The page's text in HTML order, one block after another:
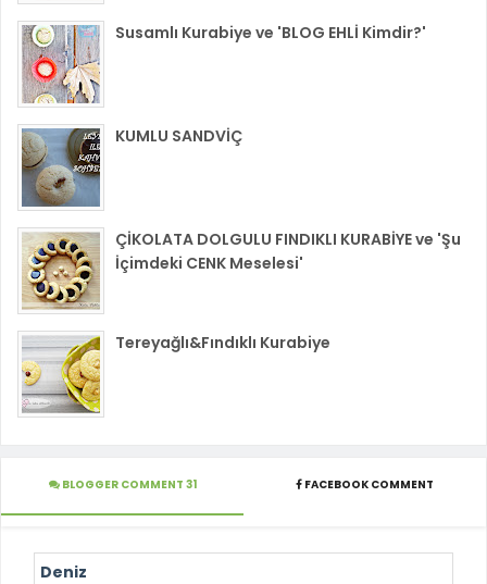
Susamlı Kurabiye ve 'BLOG EHLİ Kimdir?'
KUMLU SANDVİÇ
ÇİKOLATA DOLGULU FINDIKLI KURABİYE ve 'Şu
İçimdeki CENK Meselesi'
Tereyağlı&Fındıklı Kurabiye
BLOGGER COMMENT 31 FACEBOOK COMMENT
Deniz